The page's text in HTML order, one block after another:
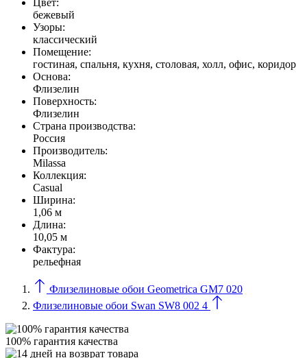
бежевый
Узоры:
классический
Помещение:
гостиная, спальня, кухня, столовая, холл, офис, коридор
Основа:
Флизелин
Поверхность:
Флизелин
Страна производства:
Россия
Производитель:
Milassa
Коллекция:
Casual
Ширина:
1,06 м
Длина:
10,05 м
Фактура:
рельефная
Флизелиновые обои Geometrica GM7 020
Флизелиновые обои Swan SW8 002 4
100% гарантия качества